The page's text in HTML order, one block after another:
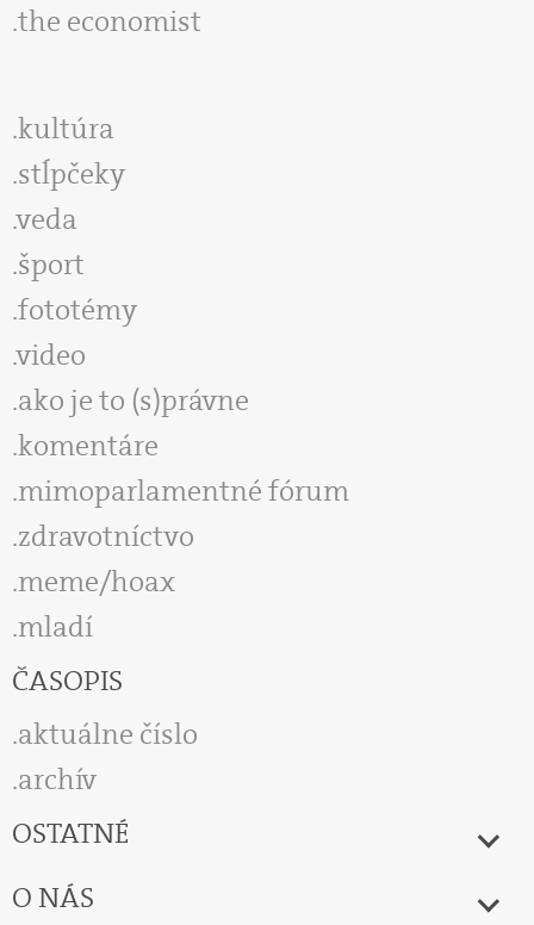
the economist
kultúra
stĺpčeky
veda
šport
fototémy
video
ako je to (s)právne
komentáre
mimoparlamentné fórum
zdravotníctvo
meme/hoax
mladí
ČASOPIS
aktuálne číslo
archív
OSTATNÉ
O NÁS